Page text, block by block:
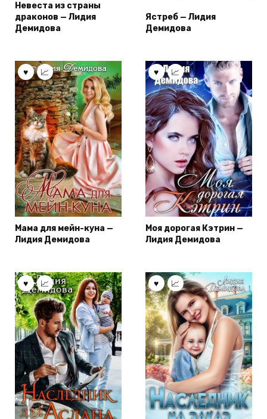
Невеста из страны
драконов — Лидия
Демидова
Ястреб — Лидия
Демидова
Мама для мейн-куна —
Лидия Демидова
Моя дорогая Кэтрин —
Лидия Демидова